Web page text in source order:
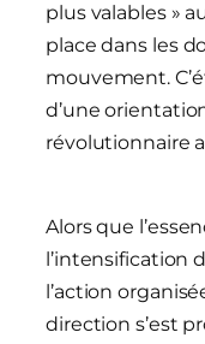
plus valables »
place dans les
mouvement.
d’une
révolutionnaire
Alors que
l’intensification
l’action
direction s’est